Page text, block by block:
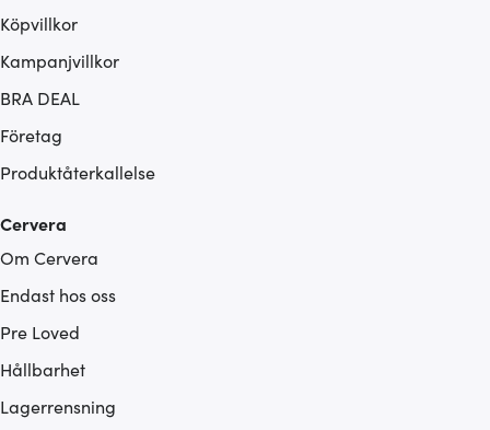
Köpvillkor
Kampanjvillkor
BRA DEAL
Företag
Produktåterkallelse
Cervera
Om Cervera
Endast hos oss
Pre Loved
Hållbarhet
Lagerrensning